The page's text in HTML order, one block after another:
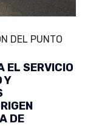
DEL PUNTO
EL SERVICIO
Y
DE